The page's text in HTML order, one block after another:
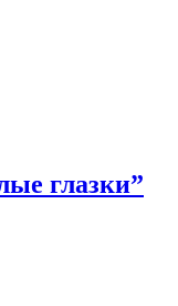
глазки”